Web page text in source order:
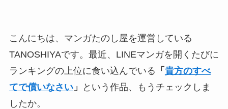
こんにちは、マンガたのし屋を運営している
TANOSHIYAです。最近、LINEマンガを開くたびに
ランキングの上位に食い込んでいる 「 貴方のすべ
てで償いなさい」
という作品、もうチェックしま
したか。